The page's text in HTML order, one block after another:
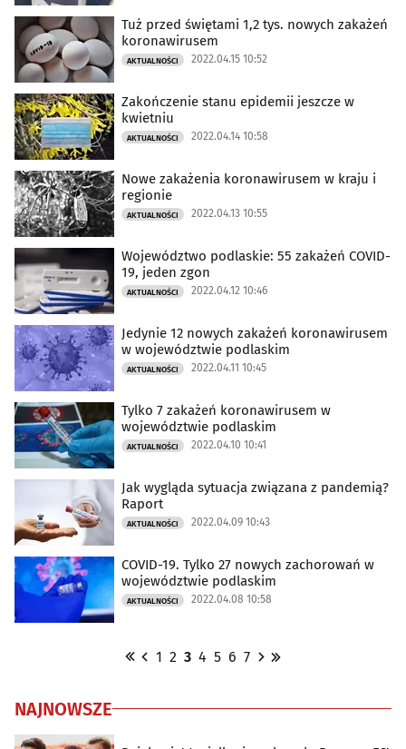
Tuż przed świętami 1,2 tys. nowych zakażeń
koronawirusem
AKTUALNOŚCI 2022.04.15 10:52
Zakończenie stanu epidemii jeszcze w
kwietniu
AKTUALNOŚCI 2022.04.14 10:58
Nowe zakażenia koronawirusem w kraju i
regionie
AKTUALNOŚCI 2022.04.13 10:55
Województwo podlaskie: 55 zakażeń COVID-
19, jeden zgon
AKTUALNOŚCI 2022.04.12 10:46
Jedynie 12 nowych zakażeń koronawirusem
w województwie podlaskim
AKTUALNOŚCI 2022.04.11 10:45
Tylko 7 zakażeń koronawirusem w
województwie podlaskim
AKTUALNOŚCI 2022.04.10 10:41
Jak wygląda sytuacja związana z pandemią?
Raport
AKTUALNOŚCI 2022.04.09 10:43
COVID-19. Tylko 27 nowych zachorowań w
województwie podlaskim
AKTUALNOŚCI 2022.04.08 10:58
1 2 3 4 5 6 7
NAJNOWSZE